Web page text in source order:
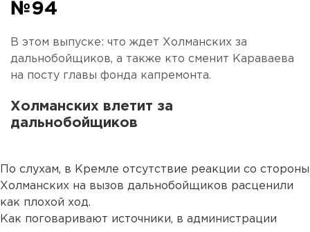
№94
В этом выпуске: что ждет Холманских за
дальнобойщиков, а также кто сменит Караваева
на посту главы фонда капремонта.
Холманских влетит за
дальнобойщиков
По слухам, в Кремле отсутствие реакции со стороны
Холманских на вызов дальнобойщиков расценили
как плохой ход.
Как поговаривают источники, в администрации